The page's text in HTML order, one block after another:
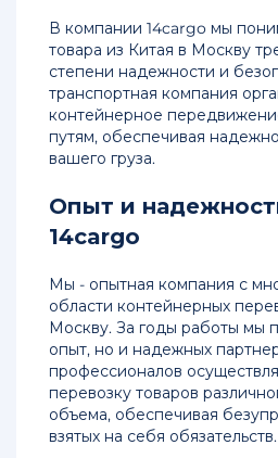
Новосибирска
Доставка
груза
в
Иркутск
из
Доставка
груза
Китая
в
Красноярск
Доставка
груза
из
Китая
В компании 14cargo мы
товара из Китая в Москву
степени надежности и
транспортная компания
контейнерное
путям, обеспечивая
вашего груза.
Опыт и
14cargo
Мы - опытная компания с
области контейнерных
Москву. За годы работы мы
опыт, но и надежных
профессионалов
перевозку товаров
объема, обеспечивая
взятых на себя обязательств.